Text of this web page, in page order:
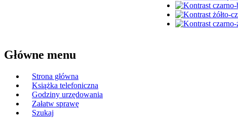
Główne menu
Strona główna
Książka telefoniczna
Godziny urzędowania
Załatw sprawę
Szukaj